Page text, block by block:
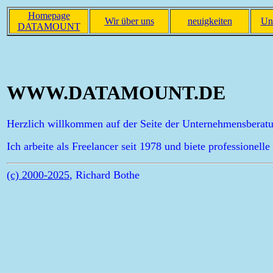
Homepage
DATAMOUNT
Wir über uns neuigkeiten
WWW.DATAMOUNT.DE
Herzlich willkommen auf der Seite der
Ich arbeite als Freelancer seit 1978 und biete
(c) 2000-2025, Richard Bothe